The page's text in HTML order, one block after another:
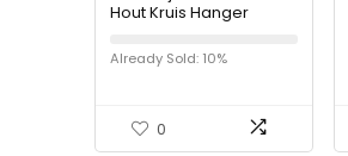
Hout Kruis Hanger
Vrouwen Jongen Meisje
Gift Ketting Houten
Already Sold: 10%
0